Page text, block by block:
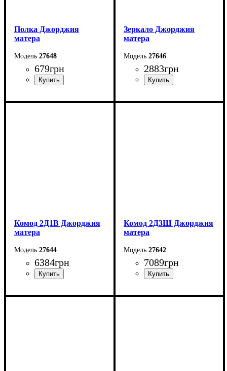
Полка Джорджия
матера
27648
679грн
Ширина: 135,2 см
Зеркало Джорджия
матера
27646
2883грн
Ширина: 196,6 см
Комод 2Д1В Джорджия
матера
27644
6384грн
Ширина: 113,5 см
Комод 2Д3Ш Джорджия
матера
27642
7089грн
Ширина: 196,7 см